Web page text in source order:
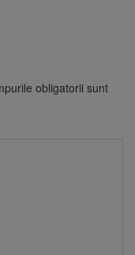
obligatorii sunt